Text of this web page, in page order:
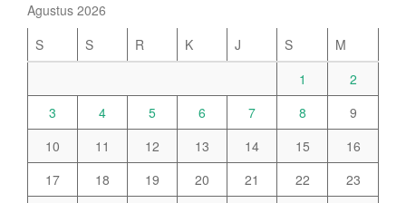
Agustus 2026
S
S R K J S
M
1
2
3
4 5 6 7 8
9
10
11 12 13 14 15
16
17
18 19 20 21 22
23